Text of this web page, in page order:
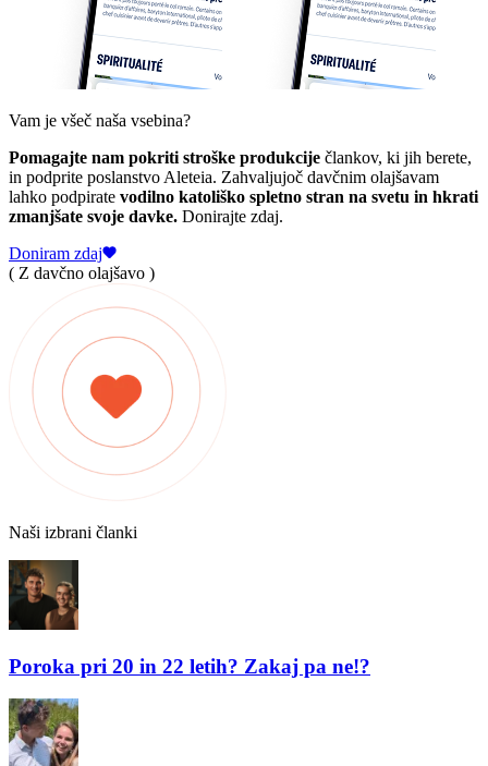
Vam je všeč naša vsebina?
Pomagajte nam pokriti stroške produkcije člankov, ki jih berete,
in podprite poslanstvo Aleteia. Zahvaljujoč davčnim olajšavam
lahko podpirate vodilno katoliško spletno stran na svetu in hkrati
zmanjšate svoje davke. Donirajte zdaj.
Doniram zdaj
( Z davčno olajšavo )
Naši izbrani članki
Poroka pri 20 in 22 letih? Zakaj pa ne!?